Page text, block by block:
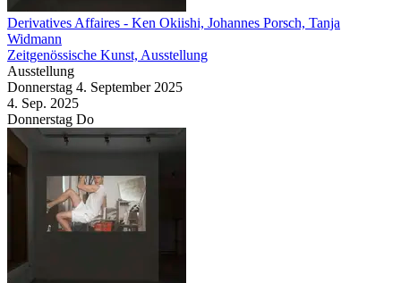
Derivatives Affaires - Ken Okiishi, Johannes Porsch, Tanja
Widmann
Zeitgenössische Kunst, Ausstellung
Ausstellung
Donnerstag 4. September 2025
4. Sep. 2025
Donnerstag Do